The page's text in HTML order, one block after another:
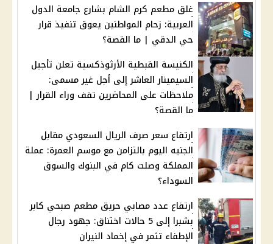
غلق مطعم كرم الشام بشارع جامعة الدول
العربية: زحام المواطنين يعوق تنفيذ قرار
حي الدقي | ما القصة؟
الكنيسة القبطية الأرثوذكسية تعلن تأجيل
السيمينار العاشر إلى أجل غير مسمى:
ملاحظات على المحاضرين تقف وراء القرار |
ما القصة؟
ارتفاع سعر صرف الريال السعودي مقابل
الجنيه اليوم بالتزامن مع موسم العمرة: عملة
المملكة وصلت كام في البنوك والسوق
السوداء؟
ارتفاع عدد مصابي حريق مطعم صبحي كابر
بشبرا إلى 5 حالات اختناق: جهود رجال
الإطفاء تثمر في إخماد النيران